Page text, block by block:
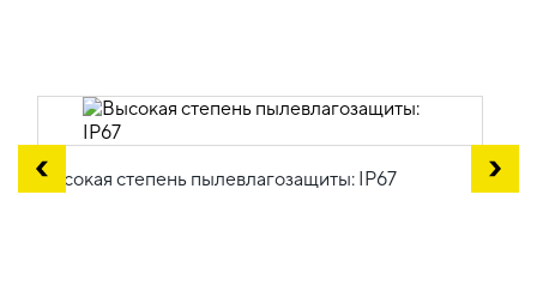
Высокая степень пылевлагозащиты: IP67